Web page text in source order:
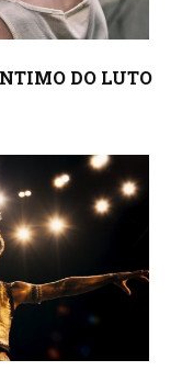
DO LUTO